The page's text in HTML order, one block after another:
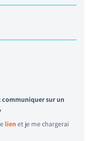
communiquer sur un
lien et je me chargerai